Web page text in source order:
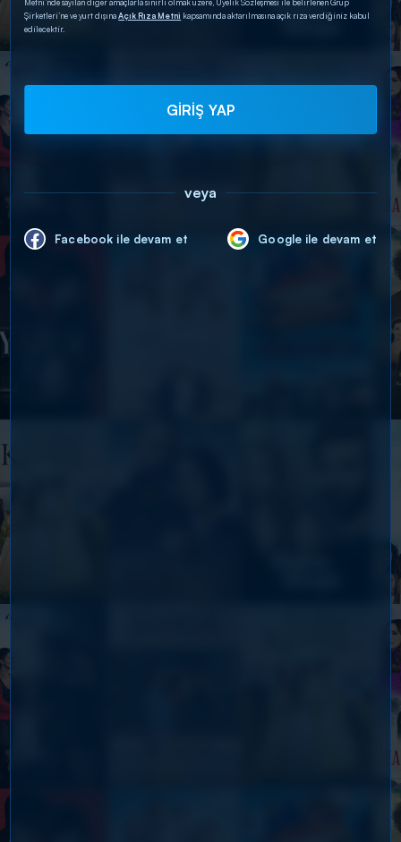
Metni’nde sayılan diğer amaçlarla sınırlı olmak üzere, Üyelik Sözleşmesi ile belirlenen Grup
Şirketleri’ne ve yurt dışınaAçık Rıza Metni kapsamında aktarılmasına açık rıza verdiğiniz kabul
edilecektir.
GİRİŞ YAP
veya
Facebook ile devam et Google ile devam et